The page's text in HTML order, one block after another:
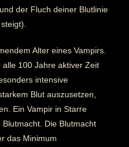
der Fluch deiner Blutlinie
Alter eines Vampirs.
100 Jahre aktiver Zeit
intensive
Blut auszusetzen,
Ein Vampir in Starre
Die Blutmacht
das Minimum